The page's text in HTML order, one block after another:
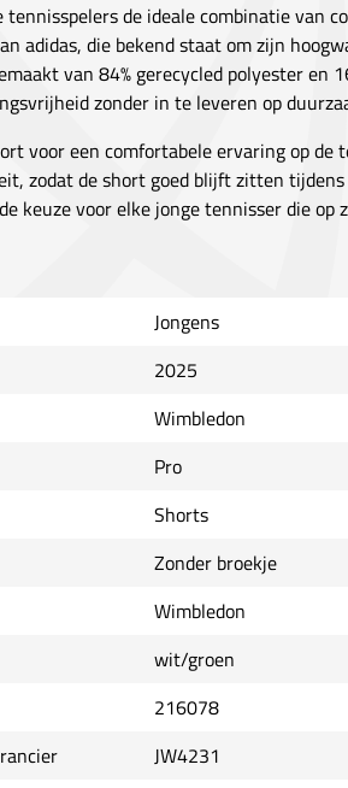
tennisspelers de ideale combinatie van
adidas, die bekend staat om zijn
van 84% gerecycled polyester en
zonder in te leveren op
voor een comfortabele ervaring op de
zodat de short goed blijft zitten
keuze voor elke jonge tennisser die op
Jongens
2025
Wimbledon
Pro
Shorts
Zonder broekje
Wimbledon
wit/groen
216078
JW4231